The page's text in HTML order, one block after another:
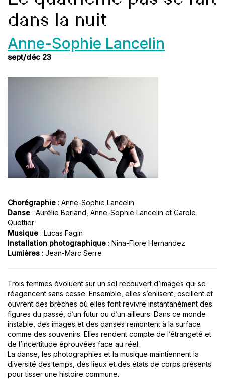
dans la nuit
Anne-Sophie Lancelin
sept/déc 23
Chorégraphie : Anne-Sophie Lancelin
Danse : Aurélie Berland, Anne-Sophie Lancelin et Carole
Quettier
Musique : Lucas Fagin
Installation photographique : Nina-Flore Hernandez
Lumières : Jean-Marc Serre
Trois femmes évoluent sur un sol recouvert d’images qui se
réagencent sans cesse. Ensemble, elles s’enlisent, oscillent et
ouvrent des brèches où elles font revivre instantanément des
figures du passé, d’un futur ou d’un ailleurs. Dans ce monde
instable, des images et des danses remontent à la surface
comme des souvenirs. Elles rendent compte de l’étrangeté et
de l’incertitude éprouvées face au réel.
La danse, les photographies et la musique maintiennent la
diversité des temps, des lieux et des états de corps présents
pour tisser une histoire commune.